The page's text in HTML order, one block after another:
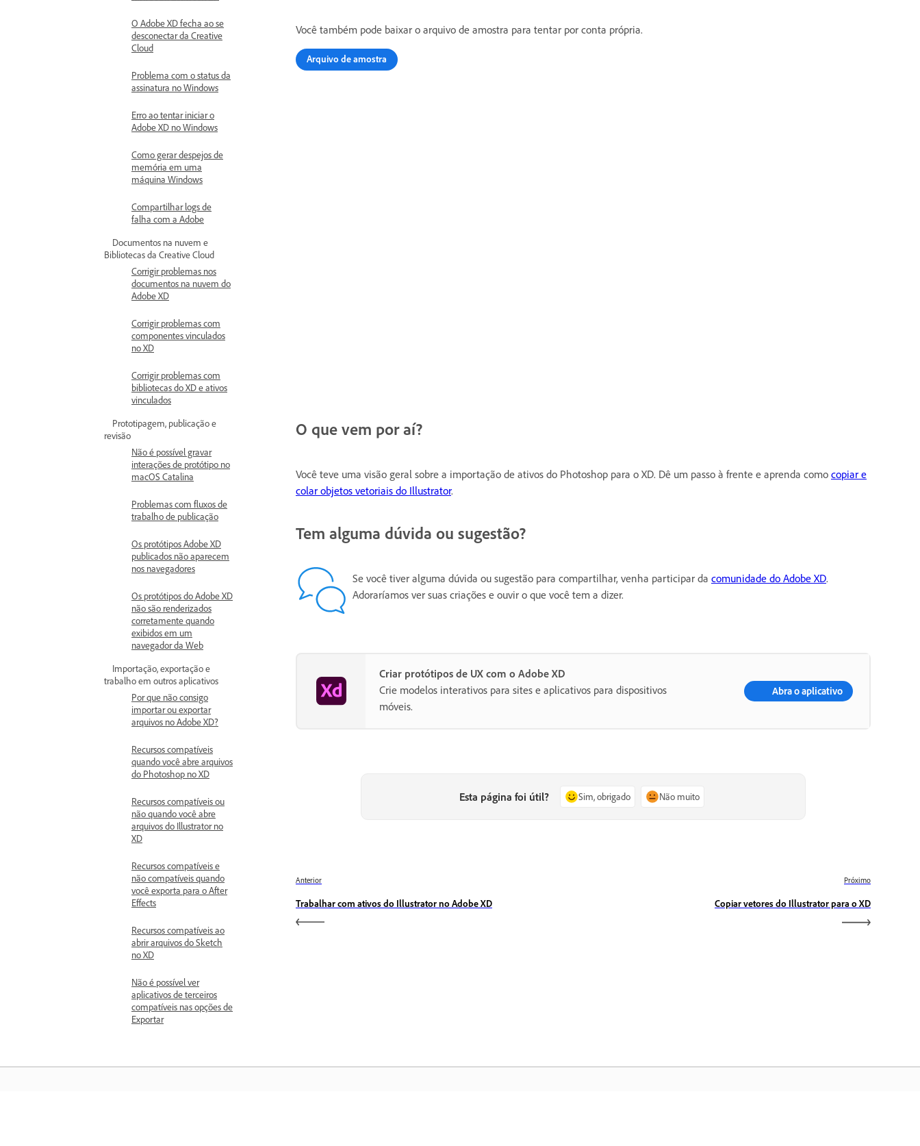
O Adobe XD fecha ao se
desconectar da Creative
Cloud
Problema com o status da
assinatura no Windows
Erro ao tentar iniciar o
Adobe XD no Windows
Como gerar despejos de
memória em uma
máquina Windows
Compartilhar logs de
falha com a Adobe
Documentos na nuvem e
Bibliotecas da Creative Cloud
Corrigir problemas nos
documentos na nuvem do
Adobe XD
Corrigir problemas com
componentes vinculados
no XD
Corrigir problemas com
bibliotecas do XD e ativos
vinculados
Prototipagem, publicação e
revisão
Não é possível gravar
interações de protótipo no
macOS Catalina
Problemas com fluxos de
trabalho de publicação
Os protótipos Adobe XD
publicados não aparecem
nos navegadores
Os protótipos do Adobe XD
não são renderizados
corretamente quando
exibidos em um
navegador da Web
Importação, exportação e
trabalho em outros aplicativos
Por que não consigo
importar ou exportar
arquivos no Adobe XD?
Recursos compatíveis
quando você abre arquivos
do Photoshop no XD
Recursos compatíveis ou
não quando você abre
arquivos do Illustrator no
XD
Recursos compatíveis e
não compatíveis quando
você exporta para o After
Effects
Recursos compatíveis ao
abrir arquivos do Sketch
no XD
Não é possível ver
aplicativos de terceiros
compatíveis nas opções de
Exportar
Você também pode baixar o arquivo de amostra para tentar por conta própria.
Arquivo de amostra
O que vem por aí?
Você teve uma visão geral sobre a importação de ativos do Photoshop para o XD. Dê um passo à frente e aprenda como copiar e
colar objetos vetoriais do Illustrator.
Tem alguma dúvida ou sugestão?
Se você tiver alguma dúvida ou sugestão para compartilhar, venha participar da comunidade do Adobe XD.
Adoraríamos ver suas criações e ouvir o que você tem a dizer.
Criar protótipos de UX com o Adobe XD
Crie modelos interativos para sites e aplicativos para dispositivos
móveis.
Abra o aplicativo
Esta página foi útil? Sim, obrigado Não muito
Anterior
Trabalhar com ativos do Illustrator no Adobe XD
Próximo
Copiar vetores do Illustrator para o XD